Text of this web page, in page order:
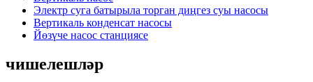
Электр суга батырыла торган диңгез суы насосы
Вертикаль конденсат насосы
Йөзүче насос станциясе
чишелешләр